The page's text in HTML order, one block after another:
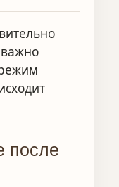
после